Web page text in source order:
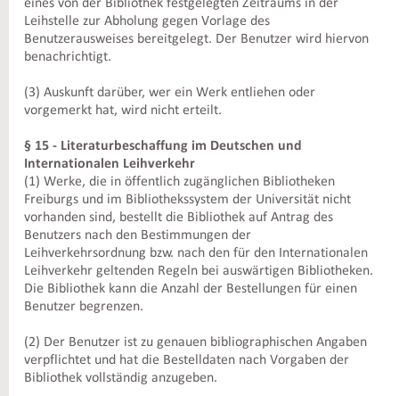
eines von der Bibliothek festgelegten Zeitraums in der
Leihstelle zur Abholung gegen Vorlage des
Benutzerausweises bereitgelegt. Der Benutzer wird hiervon
benachrichtigt.
(3) Auskunft darüber, wer ein Werk entliehen oder
vorgemerkt hat, wird nicht erteilt.
§ 15 - Literaturbeschaffung im Deutschen und
Internationalen Leihverkehr
(1) Werke, die in öffentlich zugänglichen Bibliotheken
Freiburgs und im Bibliothekssystem der Universität nicht
vorhanden sind, bestellt die Bibliothek auf Antrag des
Benutzers nach den Bestimmungen der
Leihverkehrsordnung bzw. nach den für den Internationalen
Leihverkehr geltenden Regeln bei auswärtigen Bibliotheken.
Die Bibliothek kann die Anzahl der Bestellungen für einen
Benutzer begrenzen.
(2) Der Benutzer ist zu genauen bibliographischen Angaben
verpflichtet und hat die Bestelldaten nach Vorgaben der
Bibliothek vollständig anzugeben.